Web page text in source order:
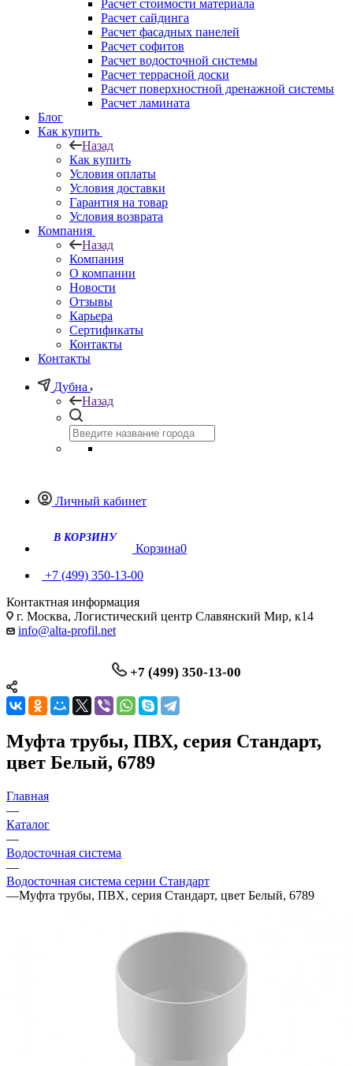
Расчет стоимости материала
Расчет сайдинга
Расчет фасадных панелей
Расчет софитов
Расчет водосточной системы
Расчет террасной доски
Расчет поверхностной дренажной системы
Расчет ламината
Блог
Как купить
Назад
Как купить
Условия оплаты
Условия доставки
Гарантия на товар
Условия возврата
Компания
Назад
Компания
О компании
Новости
Отзывы
Карьера
Сертификаты
Контакты
Контакты
Дубна
Назад
Личный кабинет
Корзина0
+7 (499) 350-13-00
Контактная информация
г. Москва, Логистический центр Славянский Мир, к14
info@alta-profil.net
+7 (499) 350-13-00
Муфта трубы, ПВХ, серия Стандарт,
цвет Белый, 6789
Главная
—
Каталог
—
Водосточная система
—
Водосточная система серии Стандарт
—Муфта трубы, ПВХ, серия Стандарт, цвет Белый, 6789